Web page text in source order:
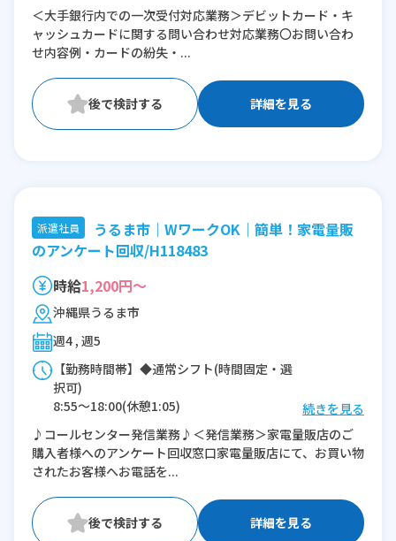
※残業：0〜5時間程度/月
＜大手銀行内での一次受付対応業務＞デビットカード・キ
ャッシュカードに関する問い合わせ対応業務〇お問い合わ
せ内容例・カードの紛失・...
詳細を見る
派遣社員
うるま市｜WワークOK｜簡単！家電量販
のアンケート回収/H118483
時給1,200円～
沖縄県うるま市
週4 , 週5
【勤務時間帯】◆通常シフト(時間固定・選
択可)
8:55〜18:00(休憩1:05)
※残業：15〜20時間程度/月
※時短：シフト要相談
続きを見る
♪コールセンター発信業務♪＜発信業務＞家電量販店のご
購入者様へのアンケート回収窓口家電量販店にて、お買い物
されたお客様へお電話を...
詳細を見る